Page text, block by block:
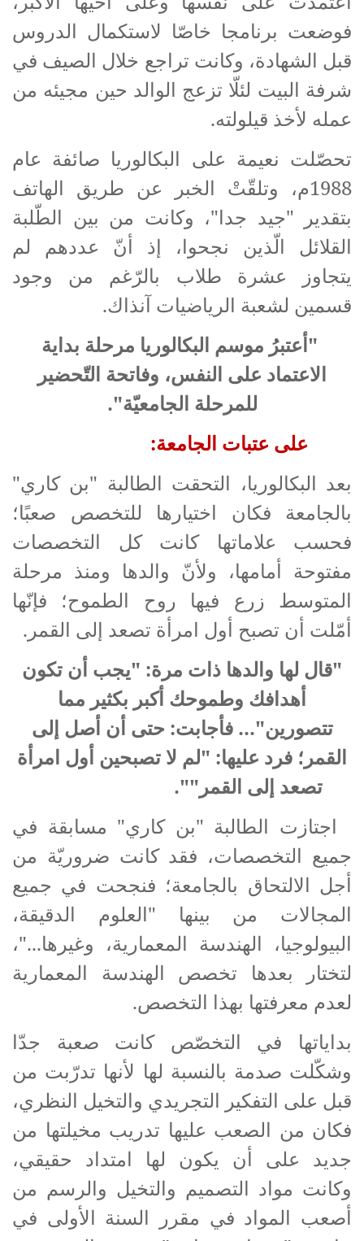
فوضعت برنامجا خاصّا لاستكمال الدروس
قبل الشهادة، وكانت تراجع خلال الصيف في
شرفة البيت لئلّا تزعج الوالد حين مجيئه من
عمله لأخذ قيلولته.
تحصّلت نعيمة على البكالوريا صائفة عام
1988م، وتلقّتْ الخبر عن طريق الهاتف
بتقدير "جيد جدا"، وكانت من بين الطّلبة
القلائل الّذين نجحوا، إذ أنّ عددهم لم
يتجاوز عشرة طلاب بالرّغم من وجود
قسمين لشعبة الرياضيات آنذاك.
"أعتبرُ موسم البكالوريا مرحلة بداية
الاعتماد على النفس، وفاتحة التّحضير
للمرحلة الجامعيّة".
على عتبات الجامعة:
بعد البكالوريا، التحقت الطالبة "بن كاري"
بالجامعة فكان اختيارها للتخصص صعبًا؛
فحسب علاماتها كانت كل التخصصات
مفتوحة أمامها، ولأنّ والدها ومنذ مرحلة
المتوسط زرع فيها روح الطموح؛ فإنّها
أمّلت أن تصبح أول امرأة تصعد إلى القمر.
"قال لها والدها ذات مرة: "يجب أن تكون
أهدافك وطموحك أكبر بكثير مما
تتصورين"... فأجابت: حتى أن أصل إلى
القمر؛ فرد عليها: "لم لا تصبحين أول امرأة
تصعد إلى القمر"".
اجتازت الطالبة "بن كاري" مسابقة في
جميع التخصصات، فقد كانت ضروريّة من
أجل الالتحاق بالجامعة؛ فنجحت في جميع
المجالات من بينها "العلوم الدقيقة،
البيولوجيا، الهندسة المعمارية، وغيرها..."،
لتختار بعدها تخصص الهندسة المعمارية
لعدم معرفتها بهذا التخصص.
بداياتها في التخصّص كانت صعبة جدّا
وشكّلت صدمة بالنسبة لها لأنها تدرّبت من
قبل على التفكير التجريدي والتخيل النظري،
فكان من الصعب عليها تدريب مخيلتها من
جديد على أن يكون لها امتداد حقيقي،
وكانت مواد التصميم والتخيل والرسم من
أصعب المواد في مقرر السنة الأولى في